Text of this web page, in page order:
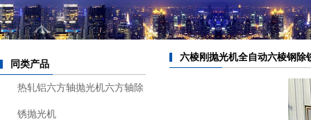
同类产品
热轧铝六方轴抛光机六方轴除
锈抛光机
六棱刚抛光机全自动六棱钢除